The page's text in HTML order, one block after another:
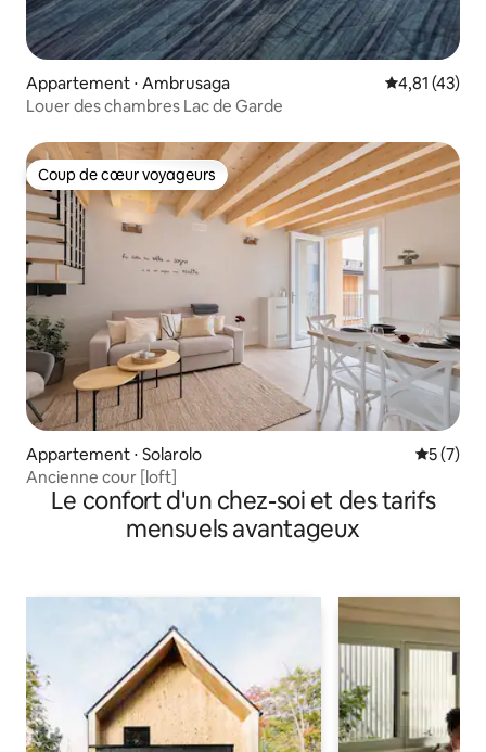
Appartement ⋅ Ambrusaga Évaluation
4,81 (43)
Louer des chambres Lac de Garde
Coup de cœur voyageurs
Coup de cœur voyageurs
Appartement ⋅ Solarolo
5 (7)
Ancienne cour [loft]
Le confort d'un chez-soi et des tarifs
mensuels avantageux